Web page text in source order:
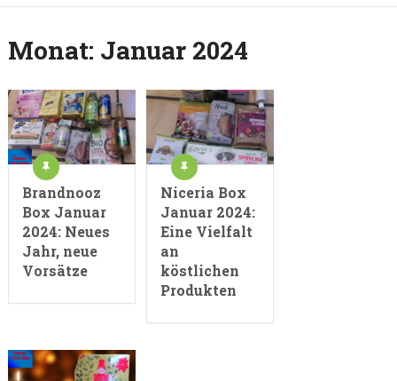
Monat: Januar 2024
Brandnooz
Box Januar
2024: Neues
Jahr, neue
Vorsätze
Niceria Box
Januar 2024:
Eine Vielfalt
an
köstlichen
Produkten